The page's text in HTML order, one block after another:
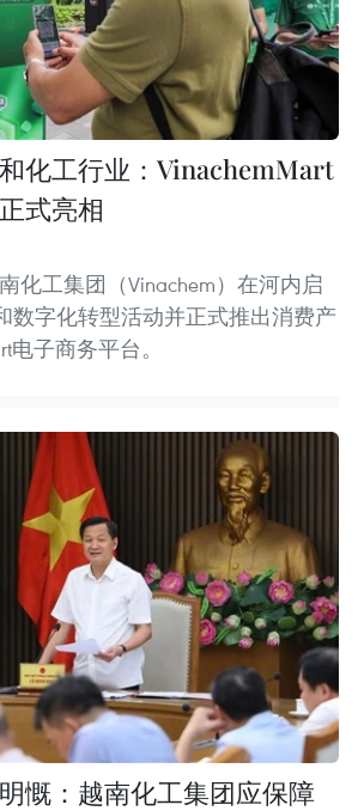
化工行业：VinachemMart
式亮相
化工集团（Vinachem）在河内启
数字化转型活动并正式推出消费产
电子商务平台。
慨：越南化工集团应保障